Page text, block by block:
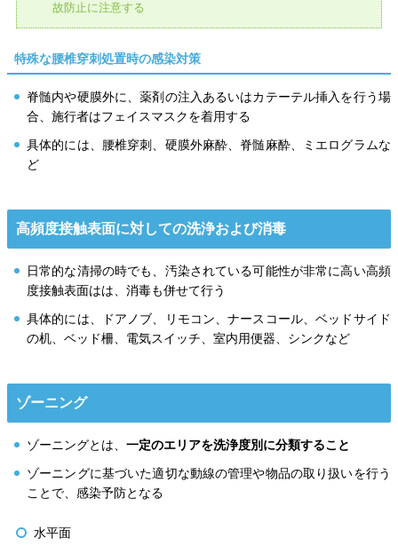
故防止に注意する
特殊な腰椎穿刺処置時の感染対策
脊髄内や硬膜外に、薬剤の注入あるいはカテーテル挿入を行う場
合、施行者はフェイスマスクを着用する
具体的には、腰椎穿刺、硬膜外麻酔、脊髄麻酔、ミエログラムな
ど
高頻度接触表面に対しての洗浄および消毒
日常的な清掃の時でも、汚染されている可能性が非常に高い高頻
度接触表面はは、消毒も併せて行う
具体的には、ドアノブ、リモコン、ナースコール、ベッドサイド
の机、ベッド柵、電気スイッチ、室内用便器、シンクなど
ゾーニング
ゾーニングとは、 一定のエリアを洗浄度別に分類すること
ゾーニングに基づいた適切な動線の管理や物品の取り扱いを行う
ことで、感染予防となる
水平面